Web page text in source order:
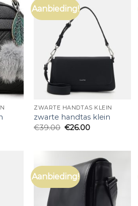
Aanbieding!
ZWARTE HANDTAS KLEIN
zwarte handtas klein
€39.00 €26.00
Aanbieding!